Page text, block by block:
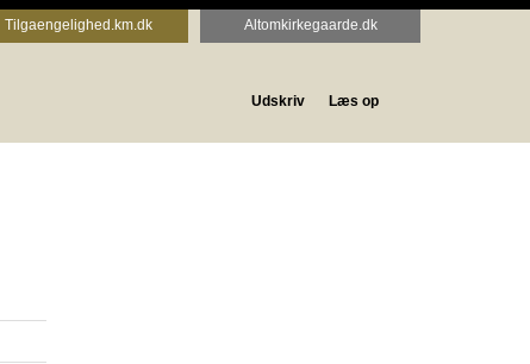
Tilgaengelighed.km.dk Altomkirkegaarde.dk
Udskriv Læs op